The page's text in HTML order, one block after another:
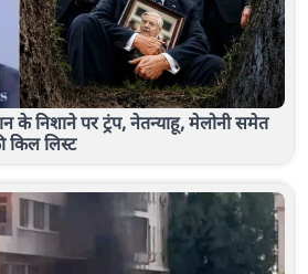
के निशाने पर ट्रंप, नेतन्याहू, मेलोनी समेत
क‍िल ल‍िस्‍ट